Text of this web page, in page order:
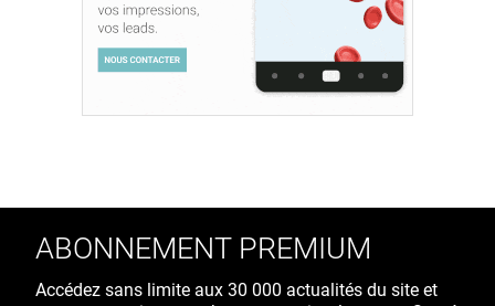
ABONNEMENT PREMIUM
Accédez sans limite aux 30 000 actualités du site et